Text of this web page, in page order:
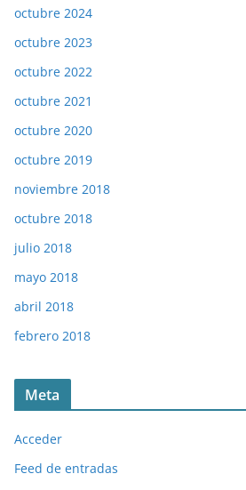
octubre 2024
octubre 2023
octubre 2022
octubre 2021
octubre 2020
octubre 2019
noviembre 2018
octubre 2018
julio 2018
mayo 2018
abril 2018
febrero 2018
Meta
Acceder
Feed de entradas